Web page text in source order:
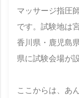
マッサージ指圧
です。試験地は
香川県・鹿児島
県に試験会場が
ここからは、あ